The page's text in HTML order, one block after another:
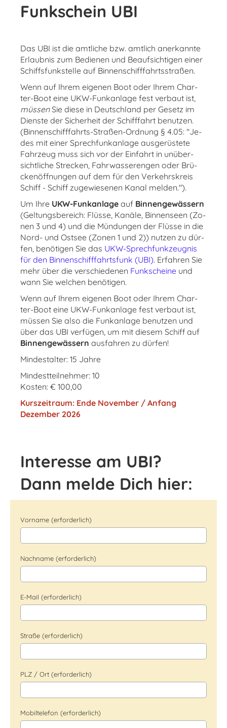
Funkschein UBI
Das UBI ist die amtliche bzw. amtlich anerkannte
Erlaubnis zum Bedienen und Beaufsichtigen einer
Schiffsfunkstelle auf Binnenschifffahrtsstraßen.
Wenn auf Ih­rem ei­ge­nen Boot oder Ih­rem Char­
ter-Boot eine UKW-Funk­an­la­ge fest ver­baut ist,
müs­senSie die­se in Deutsch­land per Ge­setz im
Diens­te der Si­cher­heit der Schif­f­fahrt be­nut­zen.
(Bin­nen­schif­f­fahrts-Stra­ßen-Ord­nung § 4.05: "Je­
des mit ei­ner Sprech­funk­an­la­ge aus­ge­rüs­te­te
Fahr­zeug muss sich vor der Ein­fahrt in un­über­
sicht­li­che Stre­cken, Fahr­was­seren­gen oder Brü­
cken­öff­nun­gen auf dem für den Ver­kehrs­kreis
Schiff - Schiff zu­ge­wie­se­nen Ka­nal mel­den.").
Um Ihre UKW-Funk­an­la­ge auf Bin­nen­ge­wäs­sern
(Gel­tungs­be­reich: Flüs­se, Ka­nä­le, Bin­nen­se­en (Zo­
nen 3 und 4) und die Mün­dun­gen der Flüs­se in die
Nord- und Ost­see (Zo­nen 1 und 2)) nut­zen zu dür­
fen, be­nö­ti­gen Sie das UKW-Sprech­funk­zeug­nis
für den Bin­­nen­­schif­f­­fahrts­­funk (UBI). Er­fah­ren Sie
mehr über die ver­schie­de­nen Funk­schei­ne und
wann Sie wel­chen be­nö­ti­gen.
Wenn auf Ih­rem ei­ge­nen Boot oder Ih­rem Char­
ter-Boot eine UKW-Funk­an­la­ge fest ver­baut ist,
müs­sen Sie also die Funk­an­la­ge be­nut­zen und
über das UBI ver­fü­gen, um mit die­sem Schiff auf
Bin­nen­ge­wäs­sern aus­fah­ren zu dür­fen!
Mindestalter: 15 Jahre
Mindestteilnehmer: 10
Kosten: € 100,00
Kurszeitraum: Ende November / Anfang
Dezember 2026
Interesse am UBI?
Dann melde Dich hier:
Vorname (erforderlich)
Nachname (erforderlich)
E-Mail (erforderlich)
Straße (erforderlich)
PLZ / Ort (erforderlich)
Mobiltelefon (erforderlich)